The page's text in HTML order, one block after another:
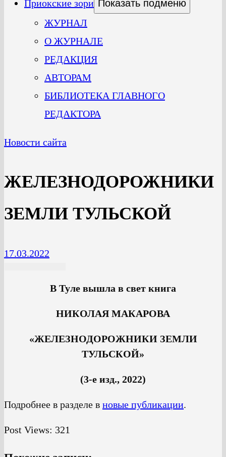
Приокские зори Показать подменю
ЖУРНАЛ
О ЖУРНАЛЕ
РЕДАКЦИЯ
АВТОРАМ
БИБЛИОТЕКА ГЛАВНОГО
РЕДАКТОРА
Новости сайта
ЖЕЛЕЗНОДОРОЖНИКИ
ЗЕМЛИ ТУЛЬСКОЙ
17.03.2022
В Туле вышла в свет книга
НИКОЛАЯ МАКАРОВА
«ЖЕЛЕЗНОДОРОЖНИКИ ЗЕМЛИ
ТУЛЬСКОЙ»
(3-е изд., 2022)
Подробнее в разделе в новые публикации.
Post Views: 321